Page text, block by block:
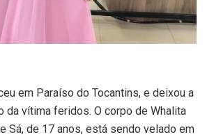
em Paraíso do Tocantins, e deixou a
da vítima feridos. O corpo de Whalita
Sá, de 17 anos, está sendo velado em